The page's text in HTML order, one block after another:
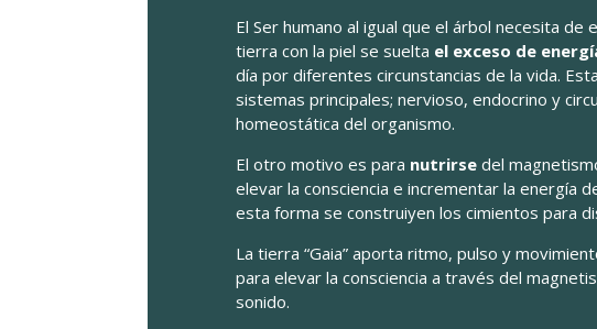
El Ser humano al igual que el árbol necesita
tierra con la piel se suelta el exceso de
día por diferentes circunstancias de la vida. Esta
sistemas principales; nervioso, endocrino y
homeostática del organismo.
El otro motivo es para nutrirse del
elevar la consciencia e incrementar la energía
esta forma se construiyen los cimientos para
La tierra “Gaia” aporta ritmo, pulso y
para elevar la consciencia a través del
sonido.